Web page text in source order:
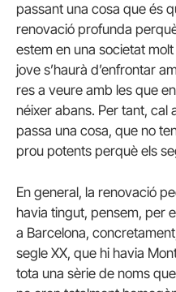
passant una cosa que és
renovació profunda
estem en una societat
jove s’haurà d’enfrontar
res a veure amb les que
néixer abans. Per tant, cal
passa una cosa, que no
prou potents perquè els
En general, la renovació
havia tingut, pensem, per
a Barcelona,
segle XX, que hi havia
tota una sèrie de noms